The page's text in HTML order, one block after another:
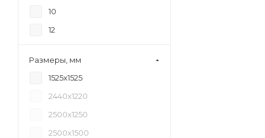
10
12
18
Размеры, мм
1525х1525
2440х1220
2500х1250
2500х1500